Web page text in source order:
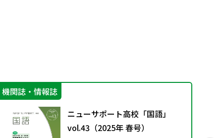
機関誌・情報誌
ニューサポート高校「国語」
vol.43（2025年 春号）